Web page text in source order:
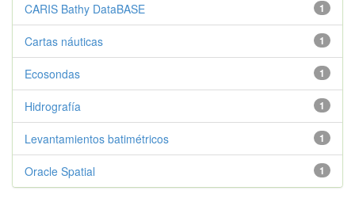
1
CARIS Bathy DataBASE
1
Cartas náuticas
1
Ecosondas
1
Hidrografía
1
Levantamientos batimétricos
1
Oracle Spatial